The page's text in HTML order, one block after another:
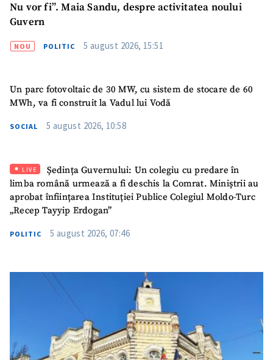
Nu vor fi”. Maia Sandu, despre activitatea noului
Guvern
NOU POLITIC 5 august 2026, 15:51
Un parc fotovoltaic de 30 MW, cu sistem de stocare de 60
MWh, va fi construit la Vadul lui Vodă
SOCIAL 5 august 2026, 10:58
LIVE
Ședința Guvernului: Un colegiu cu predare în
limba română urmează a fi deschis la Comrat. Miniștrii au
aprobat înființarea Instituției Publice Colegiul Moldo-Turc
„Recep Tayyip Erdogan”
POLITIC 5 august 2026, 07:46